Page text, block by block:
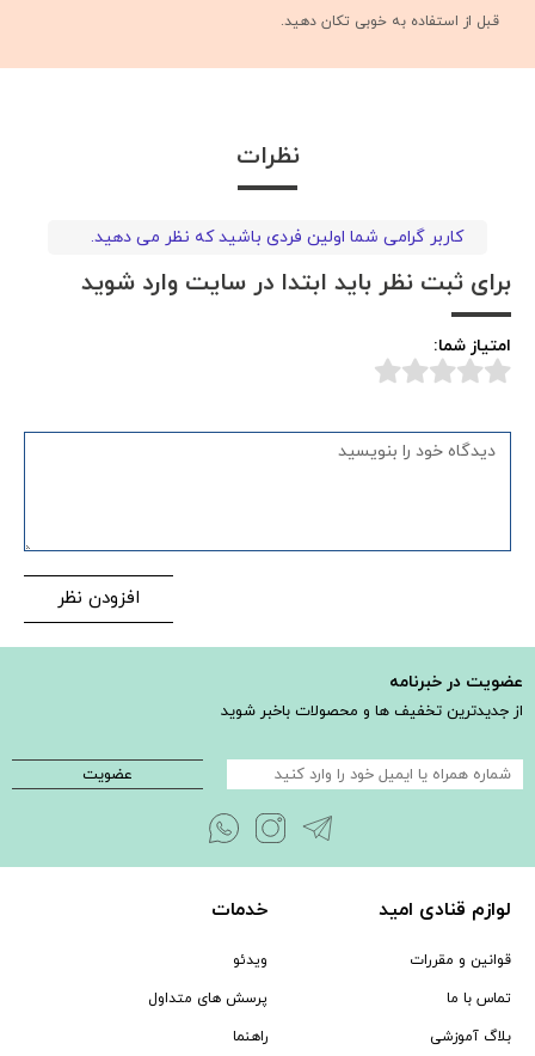
قبل از استفاده به خوبی تکان دهید.
نظرات
کاربر گرامی شما اولین فردی باشید که نظر می دهید.
برای ثبت نظر باید ابتدا در سایت وارد شوید
امتیاز شما:
افزودن نظر
عضویت در خبرنامه
از جدیدترین تخفیف ها و محصولات باخبر شوید
عضویت
لوازم قنادی امید
قوانین و مقررات
تماس با ما
بلاگ آموزشی
خدمات
ویدئو
پرسش های متداول
راهنما